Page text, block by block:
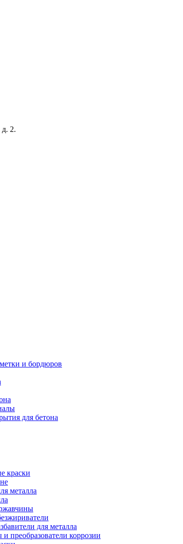
д. 2.
и бордюров
для бетона
краски
металла
для металла
преобразователи коррозии